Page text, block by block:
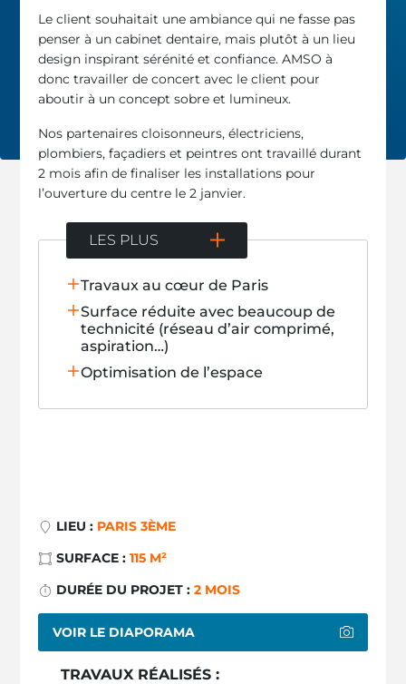
Le client souhaitait une ambiance qui ne fasse pas
penser à un cabinet dentaire, mais plutôt à un lieu
design inspirant sérénité et confiance. AMSO à
donc travailler de concert avec le client pour
aboutir à un concept sobre et lumineux.
Nos partenaires cloisonneurs, électriciens,
plombiers, façadiers et peintres ont travaillé durant
2 mois afin de finaliser les installations pour
l’ouverture du centre le 2 janvier.
LES PLUS
Travaux au cœur de Paris
Surface réduite avec beaucoup de
technicité (réseau d’air comprimé,
aspiration…)
Optimisation de l’espace
LIEU : PARIS 3ÈME
SURFACE :115 M²
DURÉE DU PROJET :2 MOIS
VOIR LE DIAPORAMA
TRAVAUX RÉALISÉS :